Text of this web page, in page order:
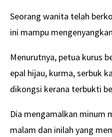
Seorang wanita telah
ini mampu
Menurutnya, petua kurus
epal hijau, kurma, serbuk
dikongsi kerana terbukti
Dia mengamalkan minum
malam dan inilah yang